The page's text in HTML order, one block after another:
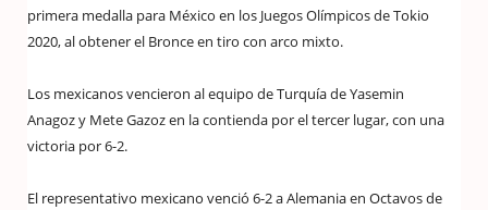
primera medalla para México en los Juegos Olímpicos de Tokio
2020, al obtener el Bronce en tiro con arco mixto.
Los mexicanos vencieron al equipo de Turquía de Yasemin
Anagoz y Mete Gazoz en la contienda por el tercer lugar, con una
victoria por 6-2.
El representativo mexicano venció 6-2 a Alemania en Octavos de